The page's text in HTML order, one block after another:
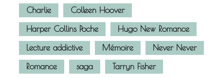
Charlie
Colleen Hoover
Harper Collins Poche
Hugo New Romance
Lecture addictive
Mémoire
Never Never
Romance
saga
Tarryn Fisher